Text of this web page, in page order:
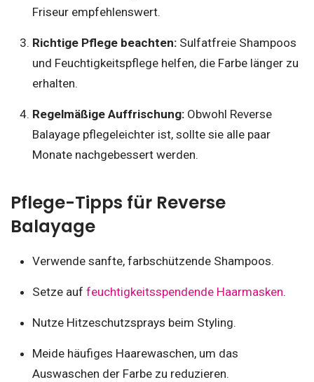
Friseur empfehlenswert.
Richtige Pflege beachten:Sulfatfreie Shampoos
und Feuchtigkeitspflege helfen, die Farbe länger zu
erhalten.
Regelmäßige Auffrischung:Obwohl Reverse
Balayage pflegeleichter ist, sollte sie alle paar
Monate nachgebessert werden.
Pflege-Tipps für Reverse
Balayage
Verwende sanfte, farbschützende Shampoos.
Setze auf feuchtigkeitsspendende Haarmasken.
Nutze Hitzeschutzsprays beim Styling.
Meide häufiges Haarewaschen, um das
Auswaschen der Farbe zu reduzieren.